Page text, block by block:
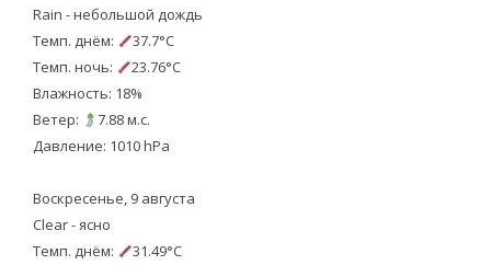
Rain - небольшой дождь
Темп. днём:
37.7°C
Темп. ночь:
23.76°C
Влажность: 18%
Ветер:
7.88 м.с.
Давление: 1010 hPa
Воскресенье, 9 августа
Clear - ясно
Темп. днём:
31.49°C